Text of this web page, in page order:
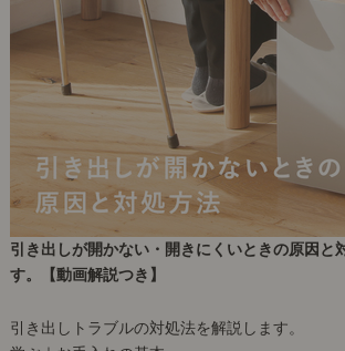
引き出しが開かない・開きにくいときの原因と
す。【動画解説つき】
引き出しトラブルの対処法を解説します。